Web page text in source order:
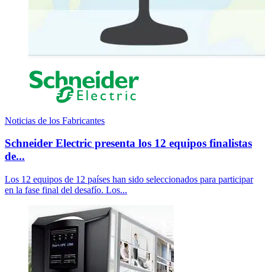
Noticias de los Fabricantes
Schneider Electric presenta los 12 equipos finalistas
de...
Los 12 equipos de 12 países han sido seleccionados para participar
en la fase final del desafío. Los...